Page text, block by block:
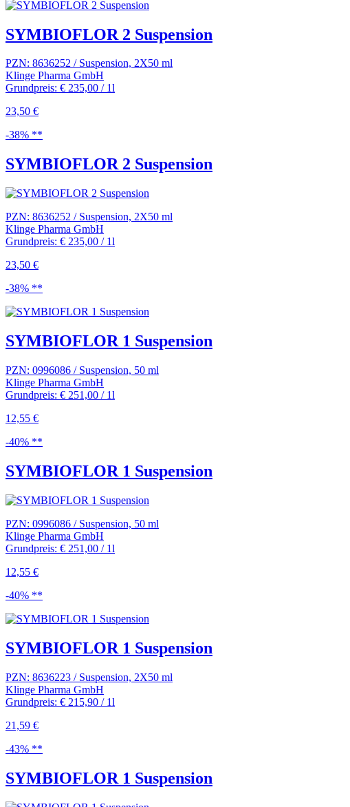
SYMBIOFLOR 2 Suspension
PZN: 8636252 / Suspension, 2X50 ml
Klinge Pharma GmbH
Grundpreis: € 235,00 / 1l
23,50 €
-38% **
SYMBIOFLOR 2 Suspension
PZN: 8636252 / Suspension, 2X50 ml
Klinge Pharma GmbH
Grundpreis: € 235,00 / 1l
23,50 €
-38% **
SYMBIOFLOR 1 Suspension
PZN: 0996086 / Suspension, 50 ml
Klinge Pharma GmbH
Grundpreis: € 251,00 / 1l
12,55 €
-40% **
SYMBIOFLOR 1 Suspension
PZN: 0996086 / Suspension, 50 ml
Klinge Pharma GmbH
Grundpreis: € 251,00 / 1l
12,55 €
-40% **
SYMBIOFLOR 1 Suspension
PZN: 8636223 / Suspension, 2X50 ml
Klinge Pharma GmbH
Grundpreis: € 215,90 / 1l
21,59 €
-43% **
SYMBIOFLOR 1 Suspension